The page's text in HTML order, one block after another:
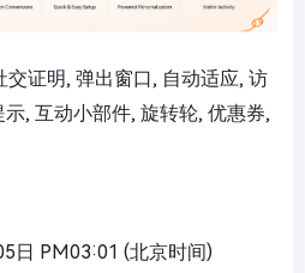
证明, 弹出窗口, 自动适应, 访
, 互动小部件, 旋转轮, 优惠券,
日 PM03:01 (北京时间)